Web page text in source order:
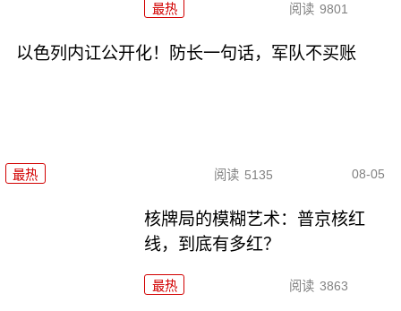
最热 阅读 9801
以色列内讧公开化！防长一句话，军队不买账
最热 阅读 5135 08-05
核牌局的模糊艺术：普京核红
线，到底有多红？
最热 阅读 3863